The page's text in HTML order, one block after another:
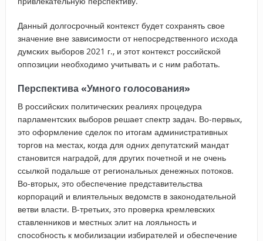
Данный долгосрочный контекст будет сохранять свое
значение вне зависимости от непосредственного исхода
думских выборов 2021 г., и этот контекст российской
оппозиции необходимо учитывать и с ним работать.
Перспектива «Умного голосования»
В российских политических реалиях процедура
парламентских выборов решает спектр задач. Во-первых,
это оформление сделок по итогам административных
торгов на местах, когда для одних депутатский мандат
становится наградой, для других почетной и не очень
ссылкой подальше от региональных денежных потоков.
Во-вторых, это обеспечение представительства
корпораций и влиятельных ведомств в законодательной
ветви власти. В-третьих, это проверка кремлевских
ставленников и местных элит на лояльность и
способность к мобилизации избирателей и обеспечение